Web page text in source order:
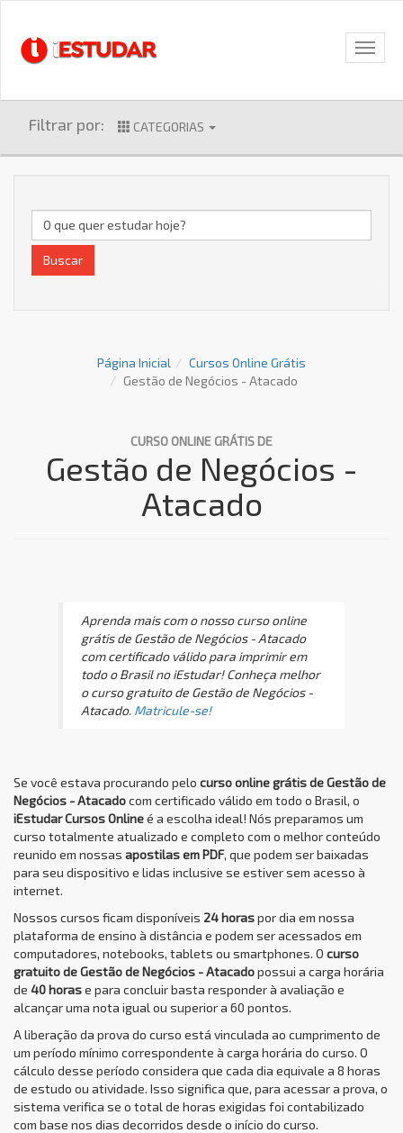
Filtrar por: CATEGORIAS
Buscar
Página Inicial
Cursos Online Grátis
Gestão de Negócios - Atacado
CURSO ONLINE GRÁTIS DE
Gestão de Negócios -
Atacado
Aprenda mais com o nosso curso online
grátis de Gestão de Negócios - Atacado
com certificado válido para imprimir em
todo o Brasil no iEstudar! Conheça melhor
o curso gratuito de Gestão de Negócios -
Atacado. Matricule-se!
Se você estava procurando pelo curso online grátis de Gestão de
Negócios - Atacadocom certificado válido em todo o Brasil, o
iEstudar Cursos Onlineé a escolha ideal! Nós preparamos um
curso totalmente atualizado e completo com o melhor conteúdo
reunido em nossas apostilas em PDF, que podem ser baixadas
para seu dispositivo e lidas inclusive se estiver sem acesso à
internet.
Nossos cursos ficam disponíveis 24 horaspor dia em nossa
plataforma de ensino à distância e podem ser acessados em
computadores, notebooks, tablets ou smartphones. O curso
gratuito de Gestão de Negócios - Atacadopossui a carga horária
de 40 horase para concluir basta responder à avaliação e
alcançar uma nota igual ou superior a 60 pontos.
A liberação da prova do curso está vinculada ao cumprimento de
um período mínimo correspondente à carga horária do curso. O
cálculo desse período considera que cada dia equivale a 8 horas
de estudo ou atividade. Isso significa que, para acessar a prova, o
sistema verifica se o total de horas exigidas foi contabilizado
com base nos dias decorridos desde o início do curso.